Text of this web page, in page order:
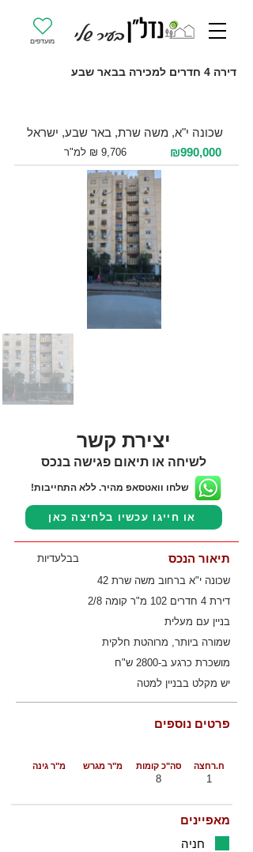
מועדפים
דירה 4 חדרים למכירה בבאר שבע
שכונה י"א, משה שרת, באר שבע, ישראל
₪990,000
יצירת קשר
לשיחה או תיאום פגישה בנכס
שלחו וואטסאפ מהיר. ללא התחייבות!
או חייגו עכשיו בלחיצה כאן
בבלעדיות תיאור הנכס
שכונה י"א ברחוב משה שרת 42
דירת 4 חדרים 102 מ"ר קומה 2/8
בניין עם מעלית
שמורה ביותר, מרוהטת חלקית
מושכרת כרגע ב-2800 ש"ח
יש מקלט בבניין למטה
פרטים נוספים
סה"כ קומות מ"ר גינה מ"ר מגרש ח.רחצה
8 1
מאפיינים
חניה